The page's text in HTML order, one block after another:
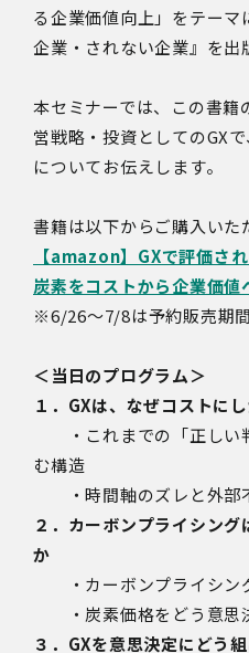
る企業価値向上」をテーマ
企業・されない企業』を出
本セミナーでは、この書籍
営戦略・投資としてのGX
についてお伝えします。
書籍は以下からご購入いた
【amazon】GXで評価さ
炭素をコストから企業価値
※6/26～7/8は予約販売期間
＜当日のプログラム＞
１．GXは、なぜコストに
・これまでの「正しい
む構造
・時間軸のズレと外部
２．カーボンプライシン
か
・カーボンプライシン
・炭素価格をどう意思
３．GXを意思決定にどう